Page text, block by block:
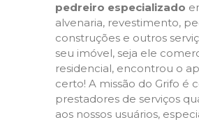
pedreiro especializado
alvenaria, revestimento,
construções e outros
seu imóvel, seja ele
residencial, encontrou o
certo! A missão do Grifo é
prestadores de serviços
aos nossos usuários,